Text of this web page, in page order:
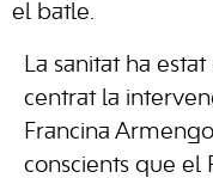
el batle.
La sanitat ha
centrat la
Francina
conscients que el